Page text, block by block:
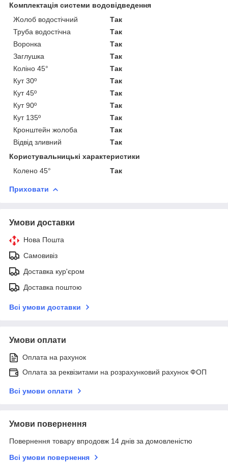
Комплектація системи водовідведення
Жолоб водостічний
Так
Труба водостічна
Так
Воронка
Так
Заглушка
Так
Коліно 45°
Так
Кут 30º
Так
Кут 45º
Так
Кут 90º
Так
Кут 135º
Так
Кронштейн жолоба
Так
Відвід зливний
Так
Користувальницькі характеристики
Колено 45°
Так
Приховати
Умови доставки
Нова Пошта
Самовивіз
Доставка кур'єром
Доставка поштою
Всі умови доставки
Умови оплати
Оплата на рахунок
Оплата за реквізитами на розрахунковий рахунок ФОП
Всі умови оплати
Умови повернення
Повернення товару впродовж 14 днів за домовленістю
Всі умови повернення